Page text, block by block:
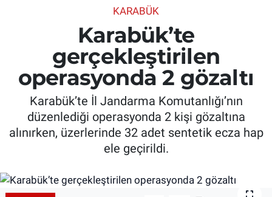
KARABÜK
Karabük’te
gerçekleştirilen
operasyonda 2 gözaltı
Karabük’te İl Jandarma Komutanlığı’nın
düzenlediği operasyonda 2 kişi gözaltına
alınırken, üzerlerinde 32 adet sentetik ecza hap
ele geçirildi.